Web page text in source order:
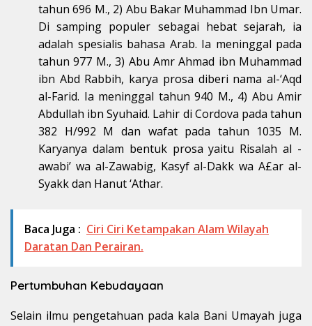
tahun 696 M., 2) Abu Bakar Muhammad Ibn Umar.
Di samping populer sebagai hebat sejarah, ia
adalah spesialis bahasa Arab. Ia meninggal pada
tahun 977 M., 3) Abu Amr Ahmad ibn Muhammad
ibn Abd Rabbih, karya prosa diberi nama al-‘Aqd
al-Farid. Ia meninggal tahun 940 M., 4) Abu Amir
Abdullah ibn Syuhaid. Lahir di Cordova pada tahun
382 H/992 M dan wafat pada tahun 1035 M.
Karyanya dalam bentuk prosa yaitu Risalah al -
awabi’ wa al-Zawabig, Kasyf al-Dakk wa A£ar al-
Syakk dan Hanut ‘Athar.
Baca Juga : Ciri Ciri Ketampakan Alam Wilayah
Daratan Dan Perairan.
Pertumbuhan Kebudayaan
Selain ilmu pengetahuan pada kala Bani Umayah juga